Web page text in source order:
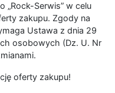
Serwis” w celu
zakupu. Zgody na
Ustawa z dnia 29
osobowych (Dz. U. Nr
oferty zakupu!